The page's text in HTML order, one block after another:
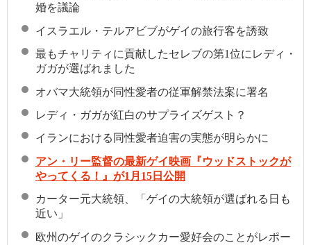
婚を議論
イスラエル・テルアビブがゲイの旅行客を誘致
最もチャリティに貢献したセレブの第1位にレディ・
ガガが選ばれました
オバマ大統領が同性愛者の従軍解禁法案に署名
レディ・ガガが紅白のサプライズゲスト？
イランにおける同性愛者迫害の実態が明らかに
アン・リー監督の最新ゲイ映画『ウッドストックが
やってくる！』が1月15日公開
カーター元大統領、「ゲイの大統領が選ばれる日も
近い」
欧州のゲイのクラシックカー愛好会のことがレポー